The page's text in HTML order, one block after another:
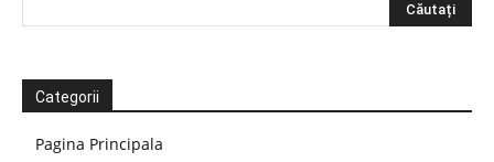
Categorii
Pagina Principala